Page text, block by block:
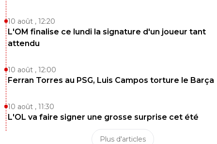
10 août , 12:20
L'OM finalise ce lundi la signature d'un joueur tant
attendu
10 août , 12:00
Ferran Torres au PSG, Luis Campos torture le Barça
10 août , 11:30
L'OL va faire signer une grosse surprise cet été
Plus d'articles